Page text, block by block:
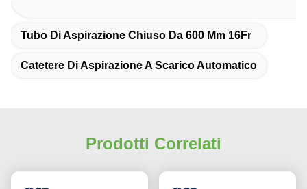
Tubo Di Aspirazione Chiuso Da 600 Mm 16Fr
Catetere Di Aspirazione A Scarico Automatico
Prodotti Correlati